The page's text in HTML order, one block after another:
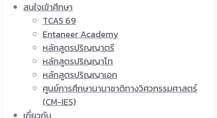
สนใจเข้าศึกษา
TCAS 69
Entaneer Academy
หลักสูตรปริญญาตรี
หลักสูตรปริญญาโท
หลักสูตรปริญญาเอก
ศูนย์การศึกษานานาชาติทางวิศวกรรมศาสตร์
(CM-IES)
เกี่ยวกับ